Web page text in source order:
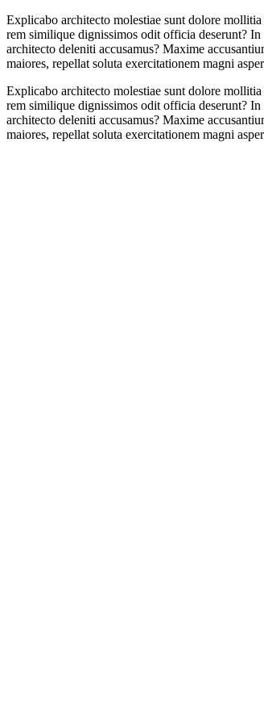
Explicabo architecto molestiae sunt dolore
rem similique dignissimos odit officia deserunt?
architecto deleniti accusamus? Maxime
maiores, repellat soluta exercitationem magni
Explicabo architecto molestiae sunt dolore
rem similique dignissimos odit officia deserunt?
architecto deleniti accusamus? Maxime
maiores, repellat soluta exercitationem magni